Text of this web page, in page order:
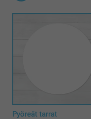
Pyöreät tarrat